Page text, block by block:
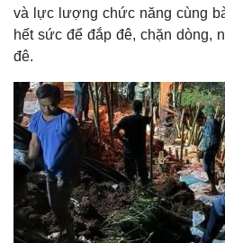
và lực lượng chức năng cùng
hết sức để đắp đê, chặn dòng,
đê.